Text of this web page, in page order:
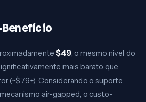
Benefício
$49, o mesmo nível do
mais barato que
(~$79+). Considerando o suporte
air-gapped, o custo-